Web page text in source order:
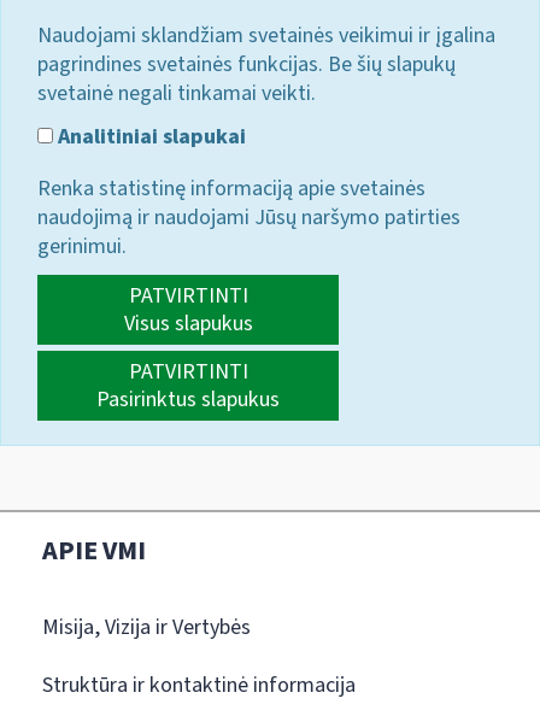
Naudojami sklandžiam svetainės veikimui ir įgalina
pagrindines svetainės funkcijas. Be šių slapukų
svetainė negali tinkamai veikti.
Analitiniai slapukai
Renka statistinę informaciją apie svetainės
naudojimą ir naudojami Jūsų naršymo patirties
gerinimui.
PATVIRTINTI
Visus slapukus
PATVIRTINTI
Pasirinktus slapukus
APIE VMI
Misija, Vizija ir Vertybės
Struktūra ir kontaktinė informacija